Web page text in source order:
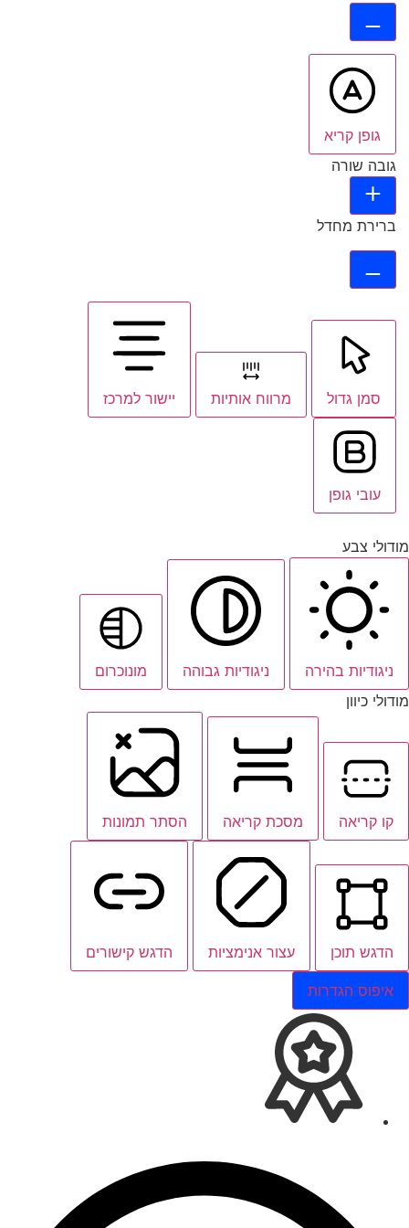
גופן קריא
גובה שורה
ברירת מחדל
סמן גדול מרווח אותיות יישור למרכז
עובי גופן
מודולי צבע
ניגודיות בהירה ניגודיות גבוהה
מונוכרום
מודולי כיוון
קו קריאה מסכת קריאה הסתר תמונות
הדגש תוכן עצור אנימציות הדגש קישורים
איפוס הגדרות